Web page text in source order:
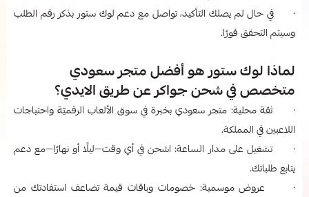
· في حال لم يصلك التأكيد، تواصل مع دعم لوك ستور بذكر رقم الطلب
وسيتم التحقق فورًا.
لماذا لوك ستور هو أفضل متجر سعودي
متخصص في شحن جواكر عن طريق الايدي؟
· ثقة محلية: متجر سعودي بخبرة في سوق الألعاب الرقميّة واحتياجات
اللاعبين في المملكة.
· تشغيل على مدار الساعة: اشحن في أي وقت—ليلًا أو نهارًا—مع دعم
يتابع طلباتك.
· عروض موسمية: خصومات وباقات قيمة تضاعف استفادتك من